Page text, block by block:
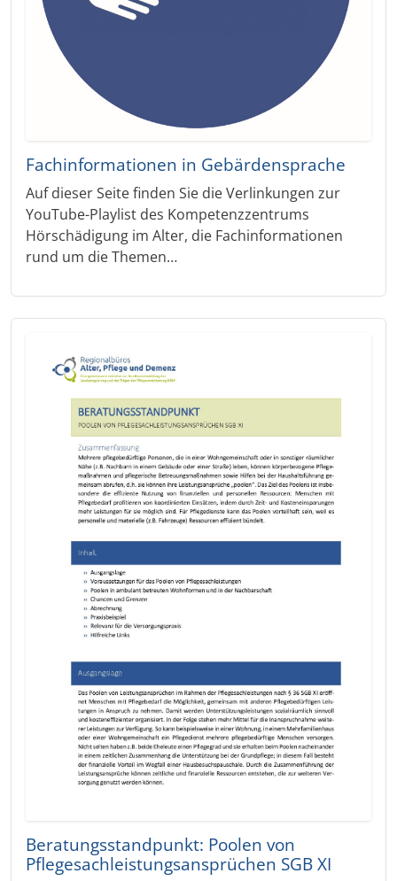
Fachinformationen in Gebärdensprache
Auf dieser Seite finden Sie die Verlinkungen zur
YouTube-Playlist des Kompetenzzentrums
Hörschädigung im Alter, die Fachinformationen
rund um die Themen…
Beratungsstandpunkt: Poolen von
Pflegesachleistungsansprüchen SGB XI